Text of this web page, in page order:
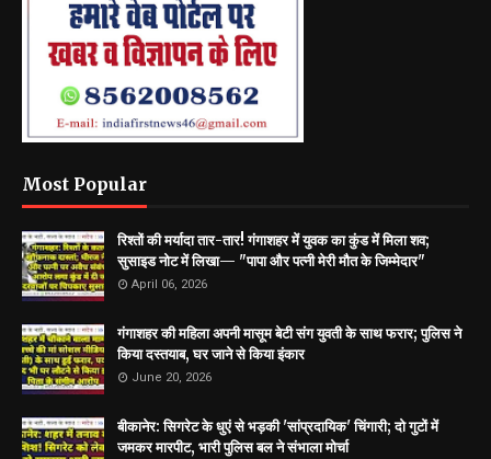
Most Popular
रिश्तों की मर्यादा तार-तार! गंगाशहर में युवक का कुंड में मिला शव;
सुसाइड नोट में लिखा— "पापा और पत्नी मेरी मौत के जिम्मेदार"
April 06, 2026
गंगाशहर की महिला अपनी मासूम बेटी संग युवती के साथ फरार; पुलिस ने
किया दस्तयाब, घर जाने से किया इंकार
June 20, 2026
बीकानेर: सिगरेट के धुएं से भड़की 'सांप्रदायिक' चिंगारी; दो गुटों में
जमकर मारपीट, भारी पुलिस बल ने संभाला मोर्चा